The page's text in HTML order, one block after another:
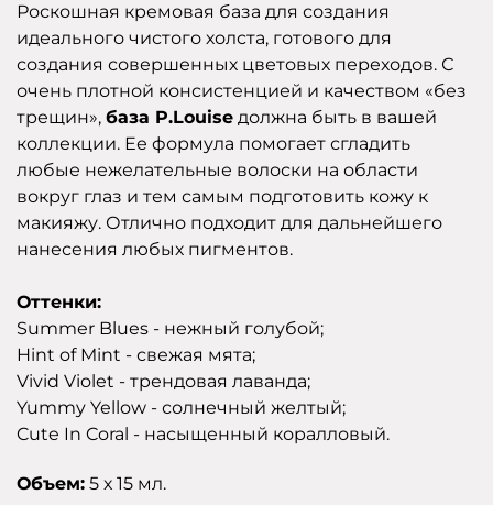
Роскошная кремовая база для создания
идеального чистого холста, готового для
создания совершенных цветовых переходов. С
очень плотной консистенцией и качеством «без
трещин», база P.Louise должна быть в вашей
коллекции. Ее формула помогает сгладить
любые нежелательные волоски на области
вокруг глаз и тем самым подготовить кожу к
макияжу. Отлично подходит для дальнейшего
нанесения любых пигментов.
Оттенки:
Summer Blues - нежный голубой;
Hint of Mint - свежая мята;
Vivid Violet - трендовая лаванда;
Yummy Yellow - солнечный желтый;
Cute In Coral - насыщенный коралловый.
Объем: 5 х 15 мл.